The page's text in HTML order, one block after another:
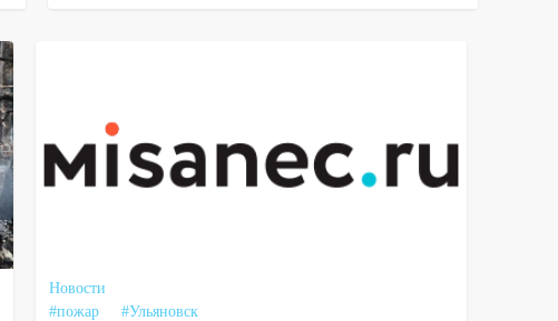
Новости
#пожар
#Ульяновск